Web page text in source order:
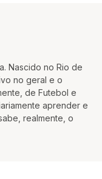
Nascido no Rio de
no geral e o
de Futebol e
aprender e
realmente, o